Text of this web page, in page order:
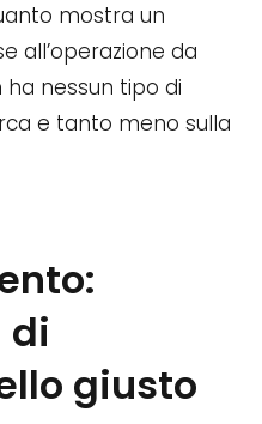
mostra un
all’operazione da
nessun tipo di
e tanto meno sulla
di
giusto